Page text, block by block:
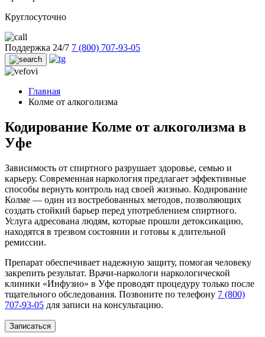
Круглосуточно
Поддержка 24/7 7 (800) 707-93-05
Главная
Колме от алкоголизма
Кодирование Колме от алкоголизма в
Уфе
Зависимость от спиртного разрушает здоровье, семью и
карьеру. Современная наркология предлагает эффективные
способы вернуть контроль над своей жизнью. Кодирование
Колме — один из востребованных методов, позволяющих
создать стойкий барьер перед употреблением спиртного.
Услуга адресована людям, которые прошли детоксикацию,
находятся в трезвом состоянии и готовы к длительной
ремиссии.
Препарат обеспечивает надежную защиту, помогая человеку
закрепить результат. Врачи-наркологи наркологической
клиники «Инфузио» в Уфе проводят процедуру только после
тщательного обследования. Позвоните по телефону 7 (800)
707-93-05 для записи на консультацию.
Записаться